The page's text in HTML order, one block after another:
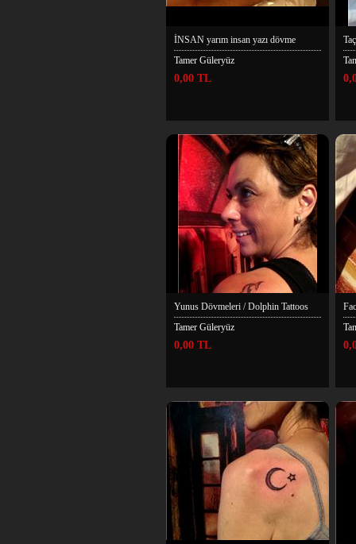
İNSAN yarım insan yazı dövme
Tamer Güleryüz
0,00 TL
Yunus Dövmeleri / Dolphin Tattoos
Tamer Güleryüz
0,00 TL